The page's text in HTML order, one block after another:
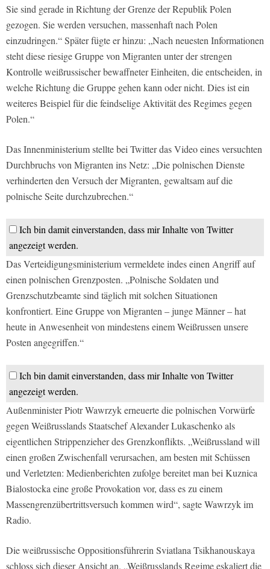
Sie sind gerade in Richtung der Grenze der Republik Polen
gezogen. Sie werden versuchen, massenhaft nach Polen
einzudringen.“ Später fügte er hinzu: „Nach neuesten Informationen
steht diese riesige Gruppe von Migranten unter der strengen
Kontrolle weißrussischer bewaffneter Einheiten, die entscheiden, in
welche Richtung die Gruppe gehen kann oder nicht. Dies ist ein
weiteres Beispiel für die feindselige Aktivität des Regimes gegen
Polen.“
Das Innenministerium stellte bei Twitter das Video eines versuchten
Durchbruchs von Migranten ins Netz: „Die polnischen Dienste
verhinderten den Versuch der Migranten, gewaltsam auf die
polnische Seite durchzubrechen.“
Ich bin damit einverstanden, dass mir Inhalte von Twitter
angezeigt werden.
Das Verteidigungsministerium vermeldete indes einen Angriff auf
einen polnischen Grenzposten. „Polnische Soldaten und
Grenzschutzbeamte sind täglich mit solchen Situationen
konfrontiert. Eine Gruppe von Migranten – junge Männer – hat
heute in Anwesenheit von mindestens einem Weißrussen unsere
Posten angegriffen.“
Ich bin damit einverstanden, dass mir Inhalte von Twitter
angezeigt werden.
Außenminister Piotr Wawrzyk erneuerte die polnischen Vorwürfe
gegen Weißrusslands Staatschef Alexander Lukaschenko als
eigentlichen Strippenzieher des Grenzkonflikts. „Weißrussland will
einen großen Zwischenfall verursachen, am besten mit Schüssen
und Verletzten: Medienberichten zufolge bereitet man bei Kuznica
Bialostocka eine große Provokation vor, dass es zu einem
Massengrenzübertrittsversuch kommen wird“, sagte Wawrzyk im
Radio.
Die weißrussische Oppositionsführerin Sviatlana Tsikhanouskaya
schloss sich dieser Ansicht an. „Weißrusslands Regime eskaliert die